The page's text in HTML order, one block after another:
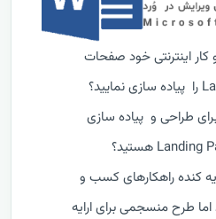
اینترنتی خود صفحات
طراحی و پیاده سازی
کنده راهکارهای کسب و
طرح منسجمی برای ارایه